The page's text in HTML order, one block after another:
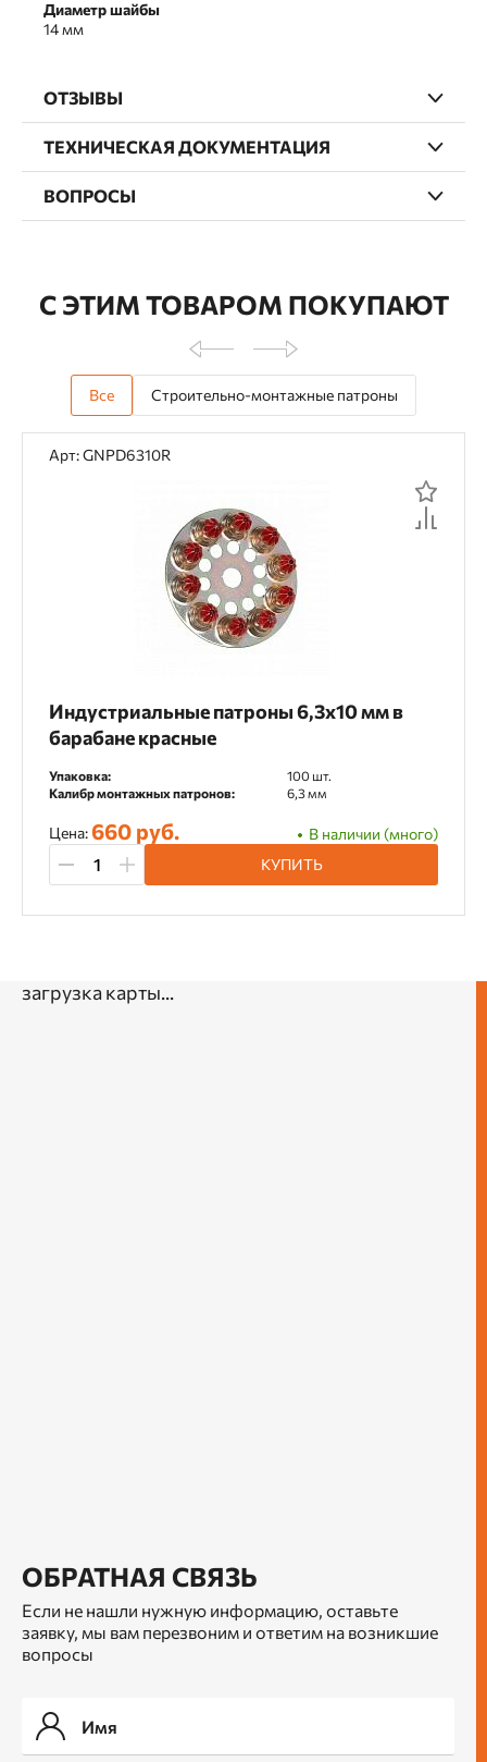
Диаметр шайбы
14 мм
ОТЗЫВЫ
ТЕХНИЧЕСКАЯ ДОКУМЕНТАЦИЯ
ВОПРОСЫ
С ЭТИМ ТОВАРОМ ПОКУПАЮТ
Все Строительно-монтажные патроны
Арт: GNPD6310R
Индустриальные патроны 6,3х10 мм в
барабане красные
Упаковка:
100 шт.
Калибр монтажных патронов:
6,3 мм
Цена: 660 руб.
В наличии (много)
КУПИТЬ
загрузка карты...
ОБРАТНАЯ СВЯЗЬ
Если не нашли нужную информацию, оставьте
заявку, мы вам перезвоним и ответим на возникшие
вопросы